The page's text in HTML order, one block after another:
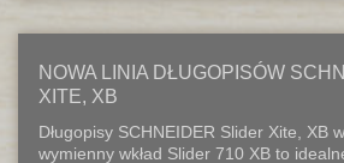
NOWA LINIA DŁUGOPISÓW
XITE, XB
Długopisy SCHNEIDER Slider Xite, XB
wymienny wkład Slider 710 XB to